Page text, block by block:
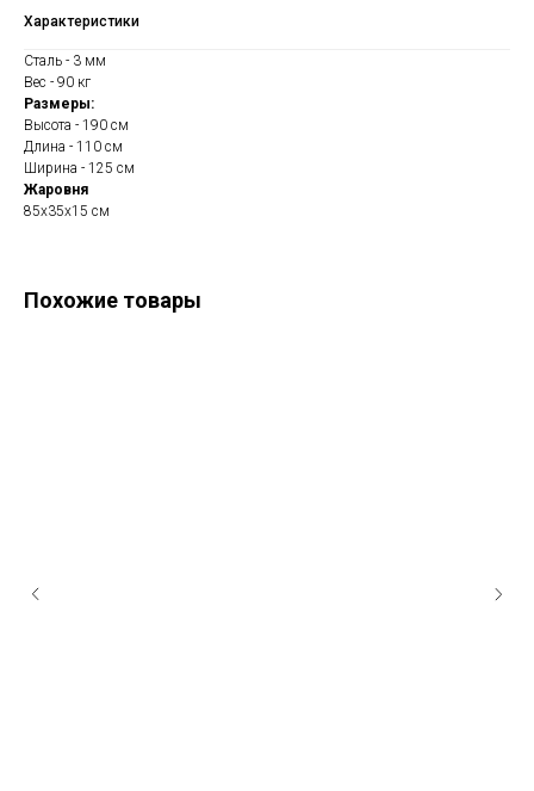
Характеристики
Сталь - 3 мм
Вес - 90 кг
Размеры:
Высота - 190 см
Длина - 110 см
Ширина - 125 см
Жаровня
85х35х15 см
Похожие товары